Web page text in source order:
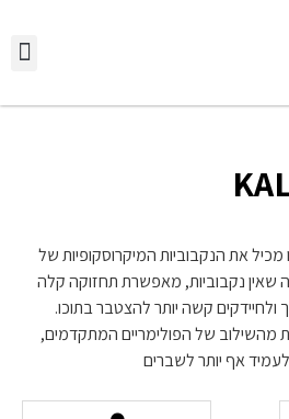
מכיל את הנקבוביות המיקרוסקופיות של
שאין נקבוביות, מאפשרת תחזוקה קלה
קשה יותר להצטבר בתוכו.
מהשילוב של הפולימריים המתקדמים,
אף יותר לשברים